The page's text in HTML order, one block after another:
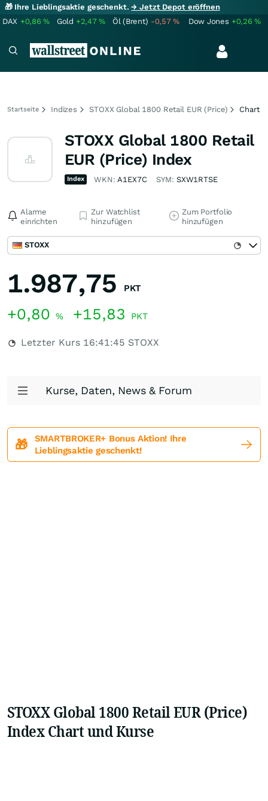
🎁 Ihre Lieblingsaktie geschenkt.→ Jetzt Depot eröffnen
DAX +0,86% Gold +2,47% Öl (Brent) -0,57% Dow Jones +0,26%
Startseite Indizes STOXX Global 1800 Retail EUR (Price) Chart
STOXX Global 1800 Retail
EUR (Price) Index
Index WKN:A1EX7C SYM: SXW1RTSE
Alarme
einrichten
Zur Watchlist
hinzufügen
Zum Portfolio
hinzufügen
STOXX
1.987,75 PKT
+0,80 % +15,83 PKT
Letzter Kurs 16:41:45 STOXX
Kurse, Daten, News & Forum
🎁
SMARTBROKER+ Bonus Aktion! Ihre
Lieblingsaktie geschenkt!
STOXX Global 1800 Retail EUR (Price)
Index Chart und Kurse